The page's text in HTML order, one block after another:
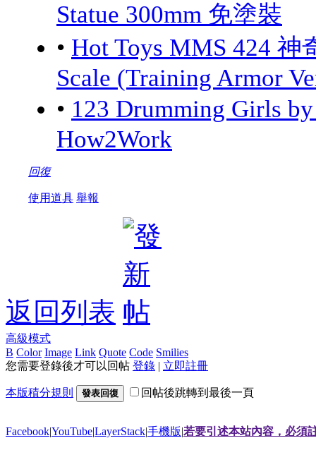
Statue 300mm 免塗裝
• Hot Toys MMS 424 神
Scale (Training Armor
• 123 Drumming Girls
How2Work
回復
使用道具 舉報
返回列表
高級模式
B Color Image Link Quote Code Smilies
您需要登錄後才可以回帖 登錄 | 立即註冊
本版積分規則 發表回復 回帖後跳轉到最後一頁
Facebook|YouTube|LayerStack|手機版|若要引述本站內容，必須